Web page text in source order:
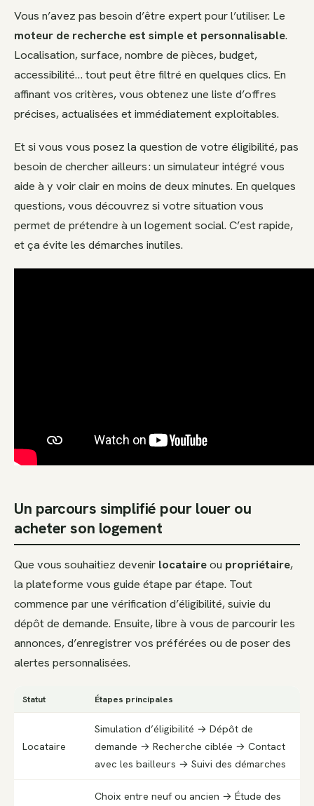
Vous n’avez pas besoin d’être expert pour l’utiliser. Le
moteur de recherche est simple et personnalisable.
Localisation, surface, nombre de pièces, budget,
accessibilité… tout peut être filtré en quelques clics. En
affinant vos critères, vous obtenez une liste d’offres
précises, actualisées et immédiatement exploitables.
Et si vous vous posez la question de votre éligibilité, pas
besoin de chercher ailleurs : un simulateur intégré vous
aide à y voir clair en moins de deux minutes. En quelques
questions, vous découvrez si votre situation vous
permet de prétendre à un logement social. C’est rapide,
et ça évite les démarches inutiles.
Un parcours simplifié pour louer ou
acheter son logement
Que vous souhaitiez devenir locataireou propriétaire,
la plateforme vous guide étape par étape. Tout
commence par une vérification d’éligibilité, suivie du
dépôt de demande. Ensuite, libre à vous de parcourir les
annonces, d’enregistrer vos préférées ou de poser des
alertes personnalisées.
Statut Étapes principales
Locataire
Simulation d’éligibilité → Dépôt de
demande → Recherche ciblée → Contact
avec les bailleurs → Suivi des démarches
Choix entre neuf ou ancien → Étude des